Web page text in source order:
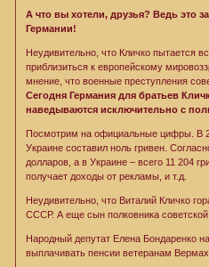
А что вы хотели, друзья? Ведь это
Германии!
Неудивительно, что Кличко пытается
приблизиться к европейскому
мнение, что военные преступления
Сегодня Германия для братьев
наведываются исключительно с
Посмотрим на официальные цифры. В
Украине составил ноль гривен.
долларов, а в Украине – всего 11 204
получает доходы от рекламы, и т.д.
Неудивительно, что Виталий Кличко
СССР. А еще сын полковника
Народный депутат Елена Бондаренко
выплачивать пенсии ветеранам